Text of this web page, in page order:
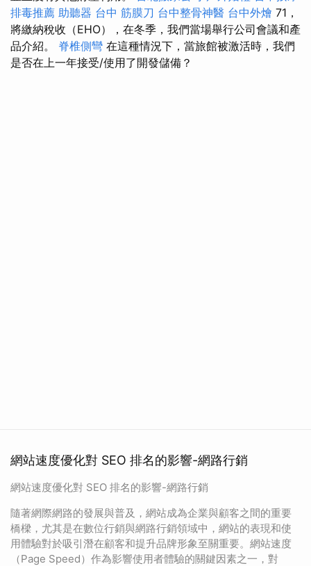
排毒推薦 助聽器 台中 筋膜刀 台中整骨神醫 台中外燴 71，
將繳納稅收（EHO），在冬季，我們當場舉行公司會議和產
品介紹。 脊椎側彎 在這種情況下，當旅館被激活時，我們
是否在上一年接受/使用了開發儲備？
網站速度優化對 SEO 排名的影響-網路行銷
網站速度優化對 SEO 排名的影響-網路行銷
隨著網際網路的發展與普及，網站成為企業與顧客之間的重要
橋樑，尤其是在數位行銷與網路行銷領域中，網站的表現和使
用體驗對於吸引潛在顧客和提升品牌形象至關重要。網站速度
（Page Speed）作為影響使用者體驗的關鍵因素之一，對